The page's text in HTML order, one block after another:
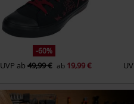
-60%
UVP ab 49,99 € ab 19,99 €